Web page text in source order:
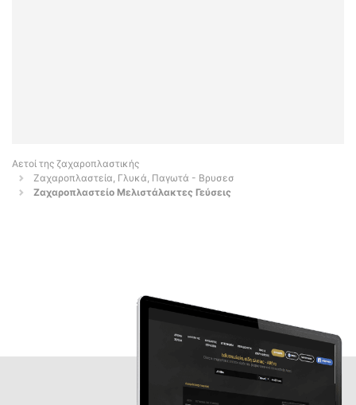
Αετοί της ζαχαροπλαστικής
Ζαχαροπλαστεία, Γλυκά, Παγωτά - Βρυσεσ
Ζαχαροπλαστείο Μελιστάλακτες Γεύσεις